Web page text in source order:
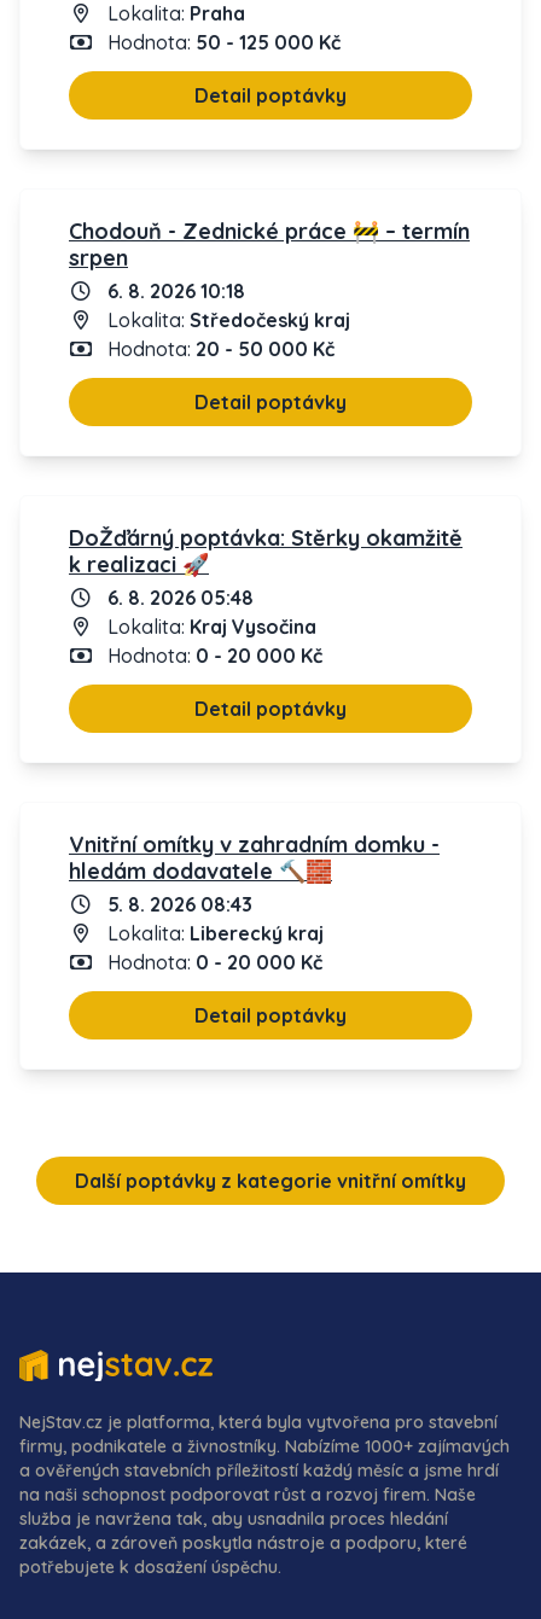
Lokalita: Praha
Hodnota: 50 - 125 000 Kč
Detail poptávky
Chodouň - Zednické práce 🚧 – termín
srpen
6. 8. 2026 10:18
Lokalita: Středočeský kraj
Hodnota: 20 - 50 000 Kč
Detail poptávky
DoŽďárný poptávka: Stěrky okamžitě
k realizaci 🚀
6. 8. 2026 05:48
Lokalita: Kraj Vysočina
Hodnota: 0 - 20 000 Kč
Detail poptávky
Vnitřní omítky v zahradním domku -
hledám dodavatele 🔨🧱
5. 8. 2026 08:43
Lokalita: Liberecký kraj
Hodnota: 0 - 20 000 Kč
Detail poptávky
Další poptávky z kategorie vnitřní omítky
NejStav.cz je platforma, která byla vytvořena pro stavební
firmy, podnikatele a živnostníky. Nabízíme 1000+ zajímavých
a ověřených stavebních příležitostí každý měsíc a jsme hrdí
na naši schopnost podporovat růst a rozvoj firem. Naše
služba je navržena tak, aby usnadnila proces hledání
zakázek, a zároveň poskytla nástroje a podporu, které
potřebujete k dosažení úspěchu.